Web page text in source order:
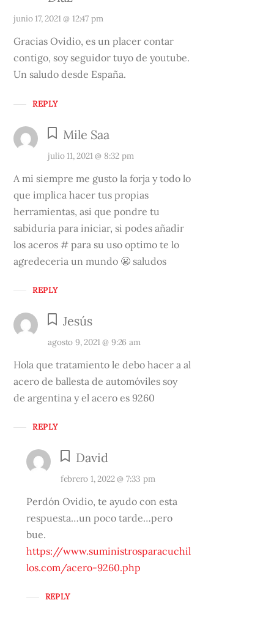
junio 17, 2021 @ 12:47 pm
Gracias Ovidio, es un placer contar
contigo, soy seguidor tuyo de youtube.
Un saludo desde España.
REPLY
Mile Saa
julio 11, 2021 @ 8:32 pm
A mi siempre me gusto la forja y todo lo
que implica hacer tus propias
herramientas, asi que pondre tu
sabiduria para iniciar, si podes añadir
los aceros # para su uso optimo te lo
agredeceria un mundo 😬 saludos
REPLY
Jesús
agosto 9, 2021 @ 9:26 am
Hola que tratamiento le debo hacer a al
acero de ballesta de automóviles soy
de argentina y el acero es 9260
REPLY
David
febrero 1, 2022 @ 7:33 pm
Perdón Ovidio, te ayudo con esta
respuesta…un poco tarde…pero
bue.
https://www.suministrosparacuchil
los.com/acero-9260.php
REPLY